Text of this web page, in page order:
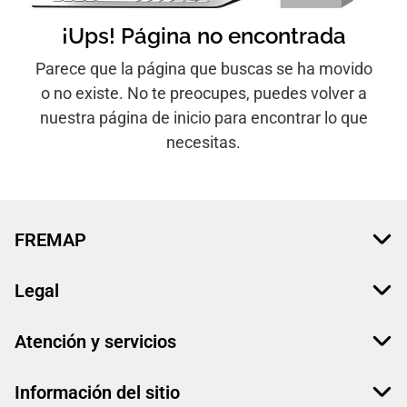
¡Ups! Página no encontrada
Parece que la página que buscas se ha movido
o no existe. No te preocupes, puedes volver a
nuestra página de inicio para encontrar lo que
necesitas.
FREMAP
Legal
Atención y servicios
Información del sitio